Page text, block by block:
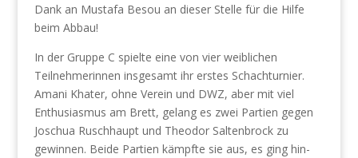
Dank an Mustafa Besou an dieser Stelle für die Hilfe
beim Abbau!
In der Gruppe C spielte eine von vier weiblichen
Teilnehmerinnen insgesamt ihr erstes Schachturnier.
Amani Khater, ohne Verein und DWZ, aber mit viel
Enthusiasmus am Brett, gelang es zwei Partien gegen
Joschua Ruschhaupt und Theodor Saltenbrock zu
gewinnen. Beide Partien kämpfte sie aus, es ging hin-